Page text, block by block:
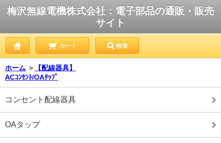
梅沢無線電機株式会社：電子部品の通販・販売
サイト
カート 検索
ホーム ＞
【配線器具】
ACｺﾝｾﾝﾄ/OAﾀｯﾌﾟ
コンセント配線器具
OAタップ